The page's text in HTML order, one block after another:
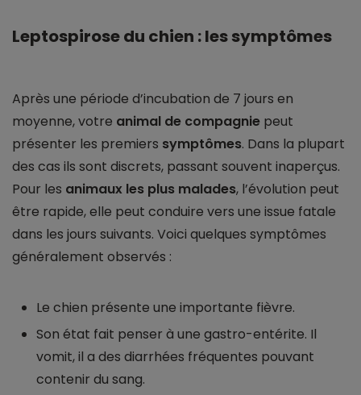
Leptospirose du chien : les symptômes
Après une période d’incubation de 7 jours en
moyenne, votre animal de compagnie peut
présenter les premiers symptômes. Dans la plupart
des cas ils sont discrets, passant souvent inaperçus.
Pour les animaux les plus malades, l’évolution peut
être rapide, elle peut conduire vers une issue fatale
dans les jours suivants. Voici quelques symptômes
généralement observés :
Le chien présente une importante fièvre.
Son état fait penser à une gastro-entérite. Il
vomit, il a des diarrhées fréquentes pouvant
contenir du sang.